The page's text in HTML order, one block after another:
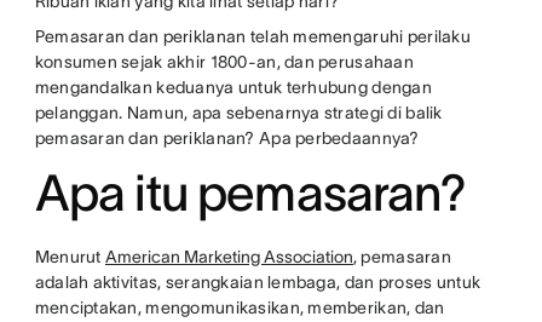
Pemasaran dan periklanan telah memengaruhi perilaku
konsumen sejak akhir 1800-an, dan perusahaan
mengandalkan keduanya untuk terhubung dengan
pelanggan. Namun, apa sebenarnya strategi di balik
pemasaran dan periklanan? Apa perbedaannya?
Apa itu pemasaran?
Menurut American Marketing Association, pemasaran
adalah aktivitas, serangkaian lembaga, dan proses untuk
menciptakan, mengomunikasikan, memberikan, dan